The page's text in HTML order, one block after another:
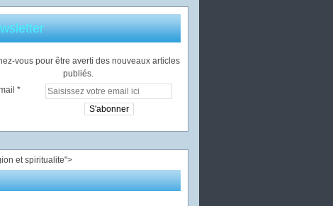
vous pour être averti des nouveaux articles
publiés.
">